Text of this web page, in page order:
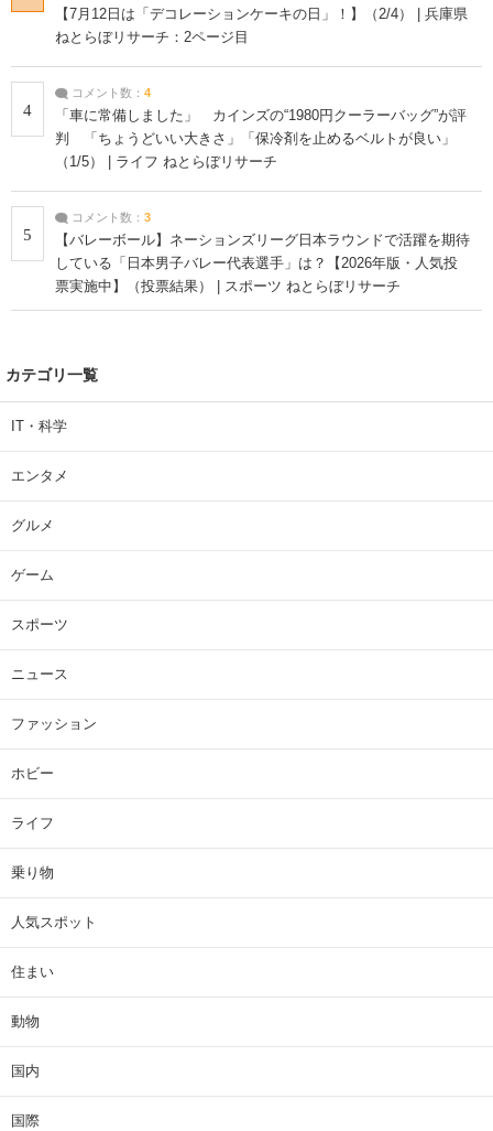
【7月12日は「デコレーションケーキの日」！】（2/4） | 兵庫県
ねとらぼリサーチ：2ページ目
4
コメント数： 4
「車に常備しました」 カインズの“1980円クーラーバッグ”が評
判 「ちょうどいい大きさ」「保冷剤を止めるベルトが良い」
（1/5） | ライフ ねとらぼリサーチ
5
コメント数： 3
【バレーボール】ネーションズリーグ日本ラウンドで活躍を期待
している「日本男子バレー代表選手」は？【2026年版・人気投
票実施中】（投票結果） | スポーツ ねとらぼリサーチ
カテゴリ一覧
IT・科学
エンタメ
グルメ
ゲーム
スポーツ
ニュース
ファッション
ホビー
ライフ
乗り物
人気スポット
住まい
動物
国内
国際